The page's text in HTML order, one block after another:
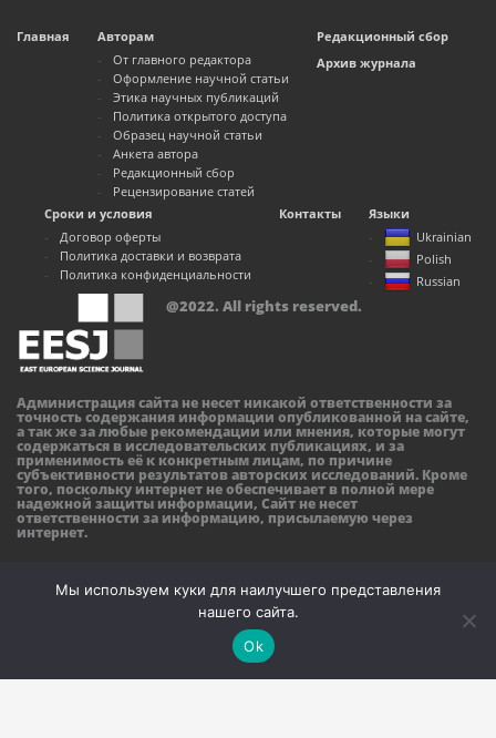
Главная
Авторам
От главного редактора
Оформление научной статьи
Этика научных публикаций
Политика открытого доступа
Образец научной статьи
Анкета автора
Редакционный сбор
Рецензирование статей
Редакционный сбор
Архив журнала
Сроки и условия
Договор оферты
Политика доставки и возврата
Политика конфиденциальности
Контакты
Языки
Ukrainian
Polish
Russian
@2022. All rights reserved.
Администрация сайта не несет никакой ответственности за
точность содержания информации опубликованной на сайте,
а так же за любые рекомендации или мнения, которые могут
содержаться в исследовательских публикациях, и за
применимость её к конкретным лицам, по причине
субъективности результатов авторских исследований. Кроме
того, поскольку интернет не обеспечивает в полной мере
надежной защиты информации, Сайт не несет
ответственности за информацию, присылаемую через
интернет.
Мы используем куки для наилучшего представления
нашего сайта.
Ok